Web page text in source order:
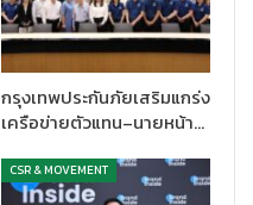
กรุงเทพประกันภัยเสริมแกร่ง
เครือข่ายตัวแทน–นายหน้า…
CSR & MOVEMENT